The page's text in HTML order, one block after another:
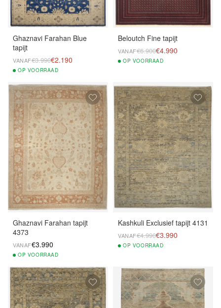
Ghaznavi Farahan Blue
tapijt
VANAF€3.990€2.190
OP VOORRAAD
Beloutch Fine tapijt
VANAF€6.900€4.990
OP VOORRAAD
Ghaznavi Farahan tapijt
4373
VANAF€3.990
OP VOORRAAD
Kashkuli Exclusief tapijt 4131
VANAF€4.990€3.990
OP VOORRAAD